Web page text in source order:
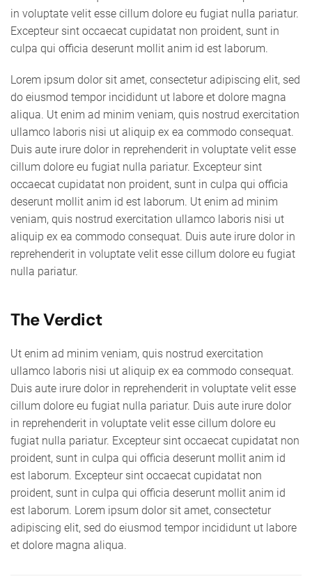
in voluptate velit esse cillum dolore eu fugiat nulla pariatur.
Excepteur sint occaecat cupidatat non proident, sunt in
culpa qui officia deserunt mollit anim id est laborum.
Lorem ipsum dolor sit amet, consectetur adipiscing elit, sed
do eiusmod tempor incididunt ut labore et dolore magna
aliqua. Ut enim ad minim veniam, quis nostrud exercitation
ullamco laboris nisi ut aliquip ex ea commodo consequat.
Duis aute irure dolor in reprehenderit in voluptate velit esse
cillum dolore eu fugiat nulla pariatur. Excepteur sint
occaecat cupidatat non proident, sunt in culpa qui officia
deserunt mollit anim id est laborum. Ut enim ad minim
veniam, quis nostrud exercitation ullamco laboris nisi ut
aliquip ex ea commodo consequat. Duis aute irure dolor in
reprehenderit in voluptate velit esse cillum dolore eu fugiat
nulla pariatur.
The Verdict
Ut enim ad minim veniam, quis nostrud exercitation
ullamco laboris nisi ut aliquip ex ea commodo consequat.
Duis aute irure dolor in reprehenderit in voluptate velit esse
cillum dolore eu fugiat nulla pariatur. Duis aute irure dolor
in reprehenderit in voluptate velit esse cillum dolore eu
fugiat nulla pariatur. Excepteur sint occaecat cupidatat non
proident, sunt in culpa qui officia deserunt mollit anim id
est laborum. Excepteur sint occaecat cupidatat non
proident, sunt in culpa qui officia deserunt mollit anim id
est laborum. Lorem ipsum dolor sit amet, consectetur
adipiscing elit, sed do eiusmod tempor incididunt ut labore
et dolore magna aliqua.